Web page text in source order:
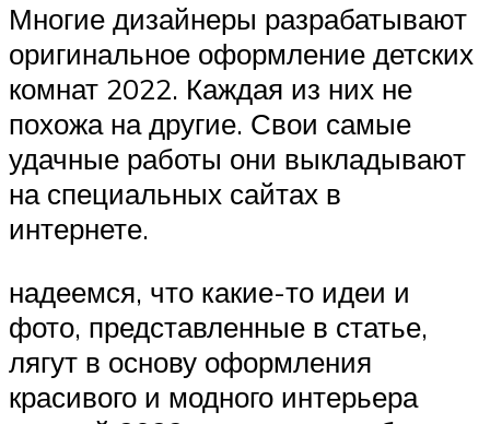
Многие дизайнеры разрабатывают
оригинальное оформление детских
комнат 2022. Каждая из них не
похожа на другие. Свои самые
удачные работы они выкладывают
на специальных сайтах в
интернете.
надеемся, что какие-то идеи и
фото, представленные в статье,
лягут в основу оформления
красивого и модного интерьера